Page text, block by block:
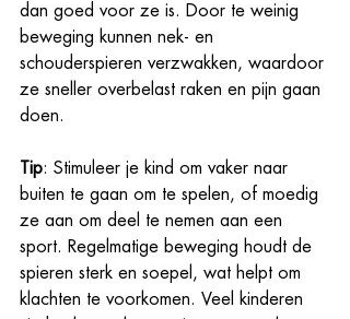
dan goed voor ze is. Door te weinig
beweging kunnen nek- en
schouderspieren verzwakken, waardoor
ze sneller overbelast raken en pijn gaan
doen.
Tip: Stimuleer je kind om vaker naar
buiten te gaan om te spelen, of moedig
ze aan om deel te nemen aan een
sport. Regelmatige beweging houdt de
spieren sterk en soepel, wat helpt om
klachten te voorkomen. Veel kinderen